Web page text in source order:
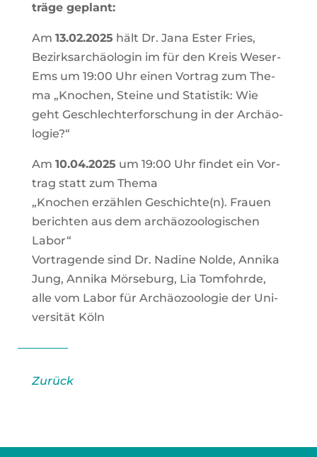
trä­ge geplant:
Am 13.02.2025 hält Dr. Jana Ester Fries,
Bezirks­ar­chäo­lo­gin im für den Kreis Weser-
Ems um 19:00 Uhr einen Vor­trag zum The­
ma „Kno­chen, Stei­ne und Sta­tis­tik: Wie
geht Geschlech­ter­for­schung in der Archäo­
lo­gie?“
Am 10.04.2025 um 19:00 Uhr fin­det ein Vor­
trag statt zum The­ma
„Kno­chen erzäh­len Geschichte(n). Frau­en
berich­ten aus dem archäo­zoo­lo­gi­schen
Labor“
Vor­tra­gen­de sind Dr. Nadi­ne Nol­de, Anni­ka
Jung, Anni­ka Mör­se­burg, Lia Tom­fohr­de,
alle vom Labor für Archäo­zoo­lo­gie der Uni­
ver­si­tät Köln
Zurück